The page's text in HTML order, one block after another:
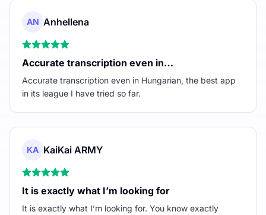
AN Anhellena
Accurate transcription even in…
Accurate transcription even in Hungarian, the best app
in its league I have tried so far.
KA KaiKai ARMY
It is exactly what I’m looking for
It is exactly what I’m looking for. You know exactly